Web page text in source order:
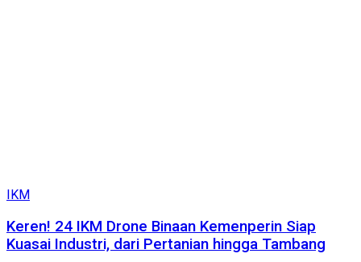
IKM
Keren! 24 IKM Drone Binaan Kemenperin Siap
Kuasai Industri, dari Pertanian hingga Tambang